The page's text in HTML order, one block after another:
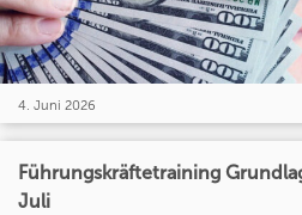
4. Juni 2026
Führungskräftetraining
Juli